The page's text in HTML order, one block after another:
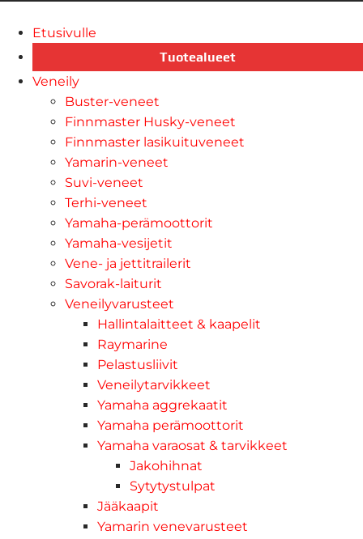
Etusivulle
Tuotealueet
Veneily
Buster-veneet
Finnmaster Husky-veneet
Finnmaster lasikuituveneet
Yamarin-veneet
Suvi-veneet
Terhi-veneet
Yamaha-perämoottorit
Yamaha-vesijetit
Vene- ja jettitrailerit
Savorak-laiturit
Veneilyvarusteet
Hallintalaitteet & kaapelit
Raymarine
Pelastusliivit
Veneilytarvikkeet
Yamaha aggrekaatit
Yamaha perämoottorit
Yamaha varaosat & tarvikkeet
Jakohihnat
Sytytystulpat
Jääkaapit
Yamarin venevarusteet